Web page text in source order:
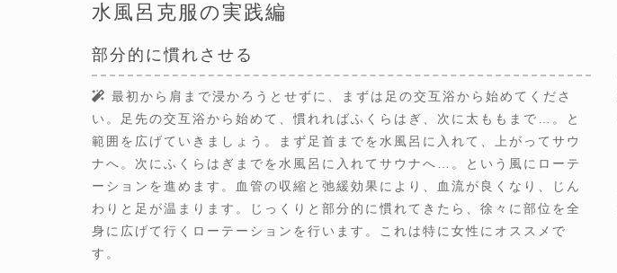
水風呂克服の実践編
部分的に慣れさせる
最初から肩まで浸かろうとせずに、まずは足の交互浴から始めてくださ
い。足先の交互浴から始めて、慣れればふくらはぎ、次に太ももまで…。と
範囲を広げていきましょう。まず足首までを水風呂に入れて、上がってサウ
ナへ。次にふくらはぎまでを水風呂に入れてサウナへ…。という風にローテ
ーションを進めます。血管の収縮と弛緩効果により、血流が良くなり、じん
わりと足が温まります。じっくりと部分的に慣れてきたら、徐々に部位を全
身に広げて行くローテーションを行います。これは特に女性にオススメで
す。